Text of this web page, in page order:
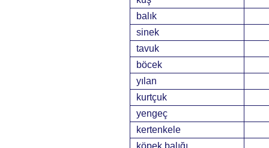
balık
sinek
tavuk
böcek
yılan
kurtçuk
yengeç
kertenkele
köpek balığı